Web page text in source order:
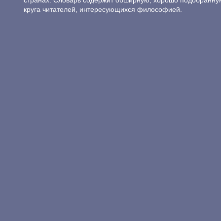
круга читателей, интересующихся философией.